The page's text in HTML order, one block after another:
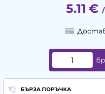
5.11 € /
БЪРЗА ПОРЪЧКА